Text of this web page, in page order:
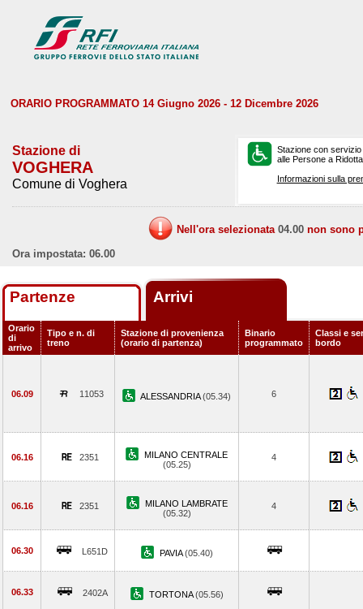
ORARIO PROGRAMMATO 14 Giugno 2026 - 12 Dicembre 2026
Stazione di
VOGHERA
Comune di Voghera
Stazione con
alle Persone a
Informazioni sulla
Nell'ora selezionata 04.00 non sono
Ora impostata: 06.00
Partenze Arrivi
Orario
di
arrivo
Tipo e n. di
treno
Stazione di provenienza
(orario di partenza)
Binario
programmato
Classi e
bordo
06.09 11053 ALESSANDRIA(05.34) 6
06.16 2351
MILANO CENTRALE
(05.25)
4
06.16 2351
MILANO LAMBRATE
(05.32)
4
06.30 L651D PAVIA(05.40)
06.33 2402A TORTONA(05.56)